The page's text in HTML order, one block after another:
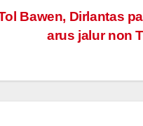
Bawen, Dirlantas
arus jalur non